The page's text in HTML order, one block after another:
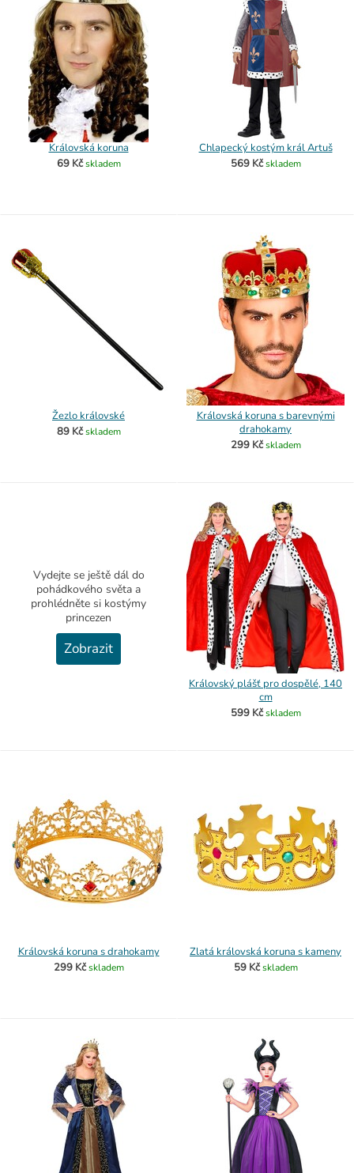
Královská koruna
69 Kč skladem
Chlapecký kostým král Artuš
569 Kč skladem
Žezlo královské
89 Kč skladem
Královská koruna s barevnými
drahokamy
299 Kč skladem
Vydejte se ještě dál do
pohádkového světa a
prohlédněte si kostýmy
princezen
Zobrazit
Královský plášť pro dospělé, 140
cm
599 Kč skladem
Královská koruna s drahokamy
299 Kč skladem
Zlatá královská koruna s kameny
59 Kč skladem